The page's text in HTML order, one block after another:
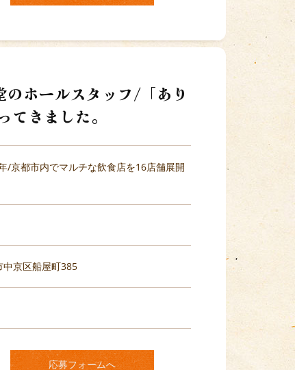
のホールスタッフ/「あり
きました。
/京都市内でマルチな飲食店を16店舗展開
京区船屋町385
応募フォームへ